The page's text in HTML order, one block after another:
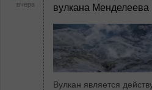
вчера
вулкана Менделеева
Вулкан является